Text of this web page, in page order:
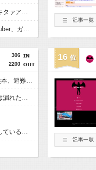
【胸熱】オートレーサー森且行、『大復活』キタァアアアーーーー！！
【恐怖】酒とタバコを愛する日常系女性YouTuber、ガチで体が終わる・・・
306
2200
【2026年熊本地震】7人犠牲のイオンモール熊本、避難後になぜ再入館? 生存したテナント従業員ら証言、浮かび上がる実態
【ＬＰＧ】「イオンモール熊本」爆発の原因は漏れた液化石油ガスか…経産省、全国の大規模施設でガス供給設備の点検要請
北朝鮮、日本に警告。「戦犯国家に戻ろうとしている日本に軍事的選択肢を検討」
16